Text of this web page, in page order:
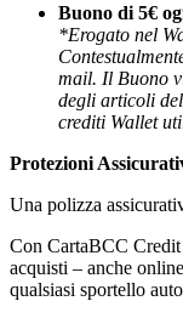
Buono di 5€
*Erogato nel
mail. Il Buono
degli articoli
crediti Wallet
Protezioni
Una polizza
Con CartaBCC
acquisti – anche
qualsiasi sportello